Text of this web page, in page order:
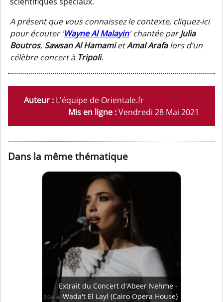
A présent que vous connaissez le contexte, cliquez-ici
pour écouter 'Wayne Al Malayin' chantée parJulia
Boutros, Sawsan Al HamamietAmal Arafalors d’un
célèbre concert à Tripoli.
Auteur : L'équipe de Orientale.fr
Mis en ligne :Vendredi 28 Mai 2021
Dans la même thématique
Extrait du Concert d'Abeer Nehme -
Wada't El Layl (Cairo Opera House)